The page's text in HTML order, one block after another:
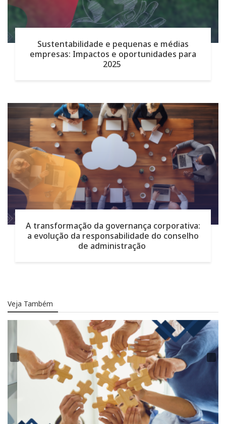
Sustentabilidade e pequenas e médias
empresas: Impactos e oportunidades para
2025
A transformação da governança corporativa:
a evolução da responsabilidade do conselho
de administração
Veja Também